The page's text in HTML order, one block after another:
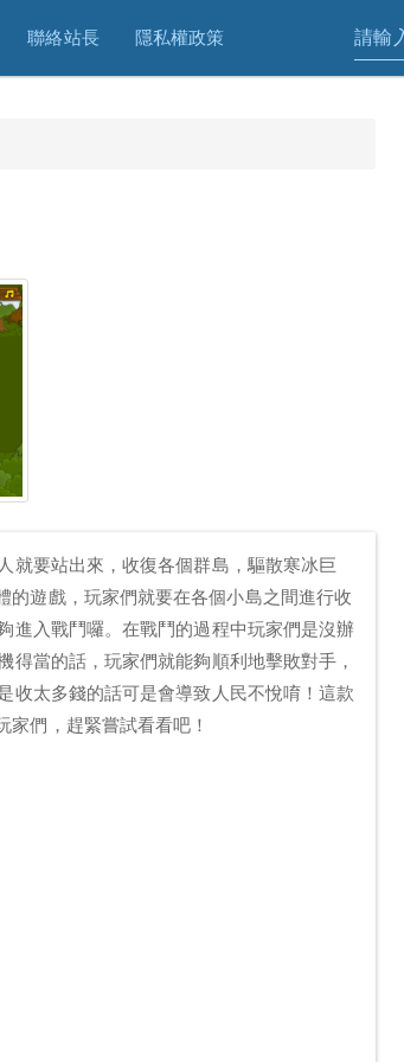
聯絡站長 隱私權政策
就要站出來，收復各個群島，驅散寒冰巨
遊戲，玩家們就要在各個小島之間進行收
進入戰鬥囉。在戰鬥的過程中玩家們是沒辦
當的話，玩家們就能夠順利地擊敗對手，
收太多錢的話可是會導致人民不悅唷！這款
家們，趕緊嘗試看看吧！